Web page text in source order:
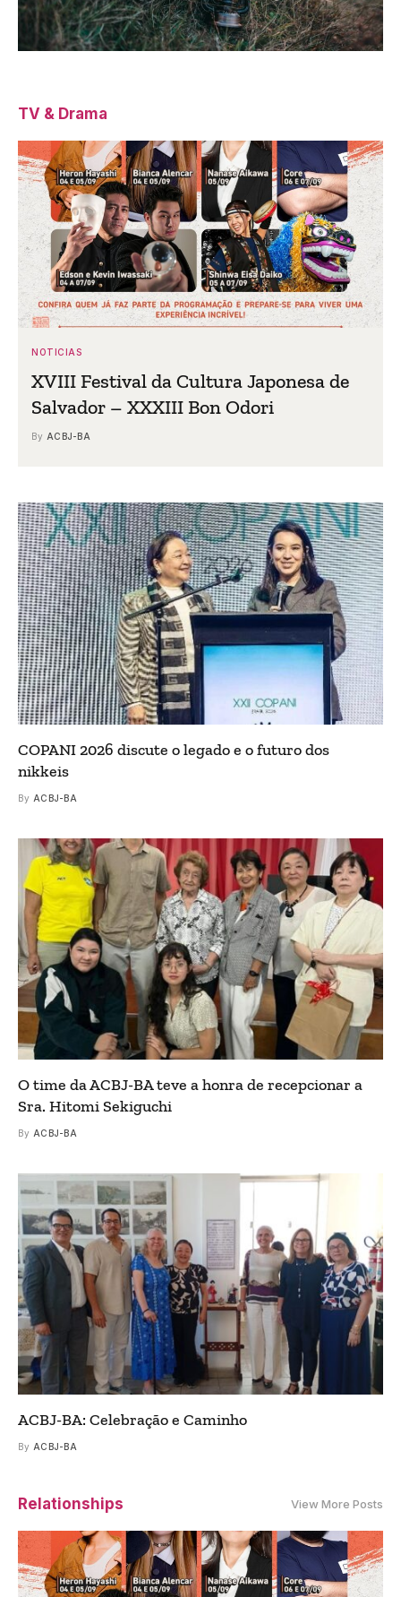
TV & Drama
NOTICIAS
XVIII Festival da Cultura Japonesa de
Salvador – XXXIII Bon Odori
By ACBJ-BA
COPANI 2026 discute o legado e o futuro dos
nikkeis
By ACBJ-BA
O time da ACBJ-BA teve a honra de recepcionar a
Sra. Hitomi Sekiguchi
By ACBJ-BA
ACBJ-BA: Celebração e Caminho
By ACBJ-BA
Relationships View More Posts